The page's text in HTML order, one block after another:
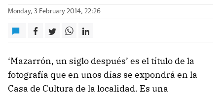
Monday, 3 February 2014, 22:26
‘Mazarrón, un siglo después’ es el título de la
fotografía que en unos días se expondrá en la
Casa de Cultura de la localidad. Es una